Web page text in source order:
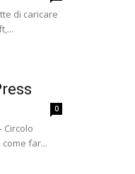
di caricare
0
Circolo
far...